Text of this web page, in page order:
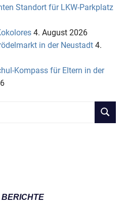
Standort für LKW-Parkplatz
4. August 2026
in der Neustadt 4.
Kompass für Eltern in der